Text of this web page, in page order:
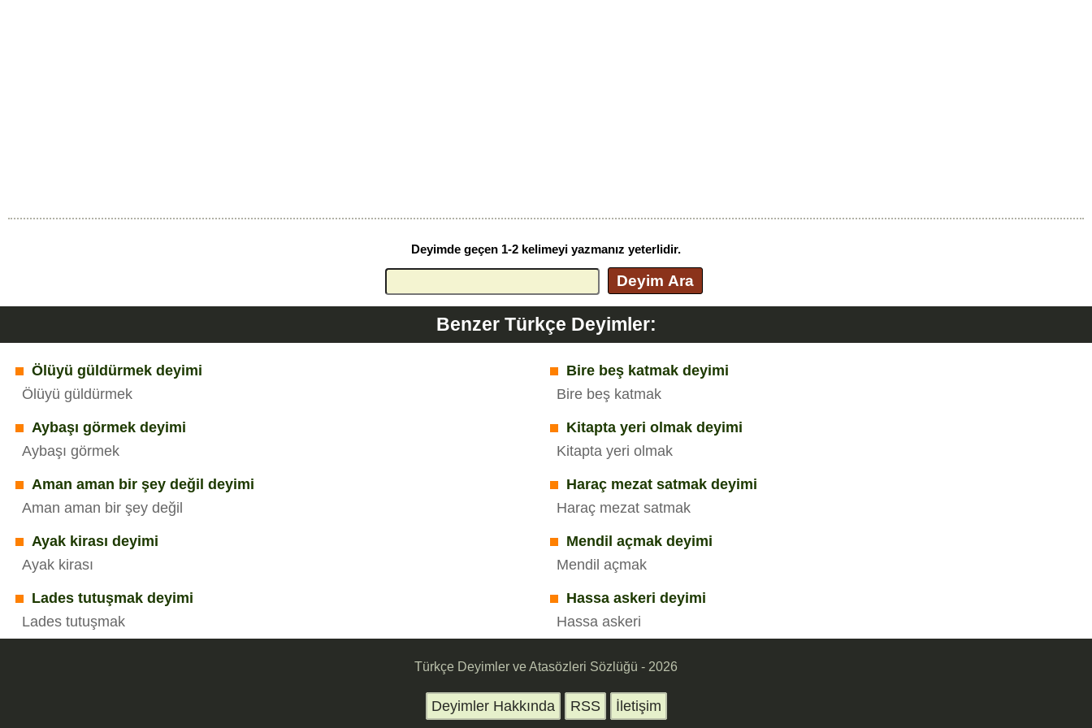
Deyimde geçen 1-2 kelimeyi yazmanız yeterlidir.
Deyim Ara
Benzer Türkçe Deyimler:
Ölüyü güldürmek deyimi
Ölüyü güldürmek
Bire beş katmak deyimi
Bire beş katmak
Aybaşı görmek deyimi
Aybaşı görmek
Kitapta yeri olmak deyimi
Kitapta yeri olmak
Aman aman bir şey değil deyimi
Aman aman bir şey değil
Haraç mezat satmak deyimi
Haraç mezat satmak
Ayak kirası deyimi
Ayak kirası
Mendil açmak deyimi
Mendil açmak
Lades tutuşmak deyimi
Lades tutuşmak
Hassa askeri deyimi
Hassa askeri
Türkçe Deyimler ve Atasözleri Sözlüğü - 2026
Deyimler Hakkında RSS İletişim